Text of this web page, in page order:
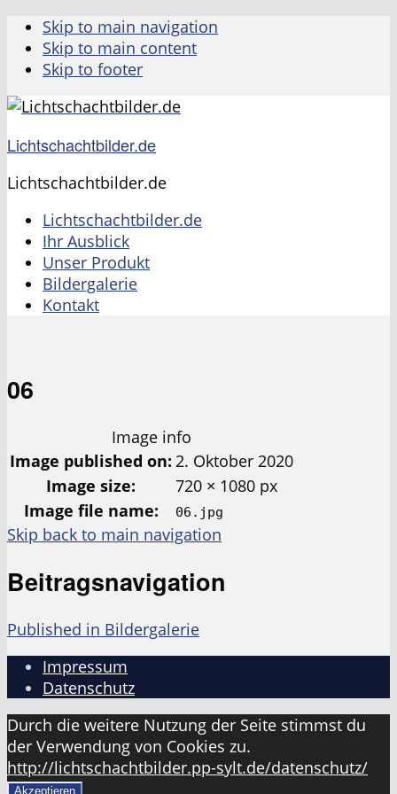
Skip to main navigation
Skip to main content
Skip to footer
Lichtschachtbilder.de
Lichtschachtbilder.de
Lichtschachtbilder.de
Ihr Ausblick
Unser Produkt
Bildergalerie
Kontakt
06
Image info
Image published on: 2. Oktober 2020
Image size:
720 × 1080 px
Image file name:
06.jpg
Skip back to main navigation
Beitragsnavigation
Published in Bildergalerie
Impressum
Datenschutz
Durch die weitere Nutzung der Seite stimmst du
der Verwendung von Cookies zu.
http://lichtschachtbilder.pp-sylt.de/datenschutz/
Akzeptieren